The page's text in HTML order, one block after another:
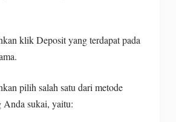
klik Deposit yang terdapat pada
pilih salah satu dari metode
Anda sukai, yaitu: